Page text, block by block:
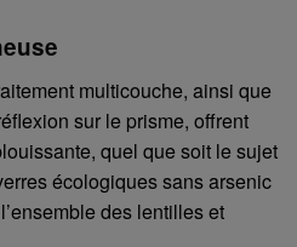
multicouche, ainsi que
sur le prisme, offrent
quel que soit le sujet
écologiques sans arsenic
des lentilles et